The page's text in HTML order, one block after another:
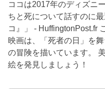
ココは2017年のディズニ
ちと死について話すのに
コ』」 - HuffingtonPost.fr
映画は、「死者の日」を
の冒険を描いています。
絵を発見しましょう！